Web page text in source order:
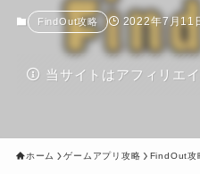
FindOut攻略 2022年7月11
当サイトはアフィリエ
ホーム ゲームアプリ攻略 FindOut攻